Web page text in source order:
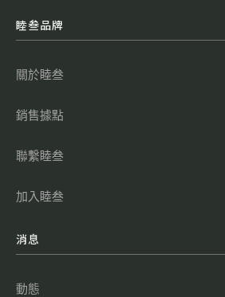
睦叁品牌
關於睦叁
銷售據點
聯繫睦叁
加入睦叁
消息
動態